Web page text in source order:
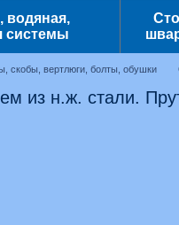
водяная,
системы
скобы, вертлюги, болты, обушки
из н.ж. стали.